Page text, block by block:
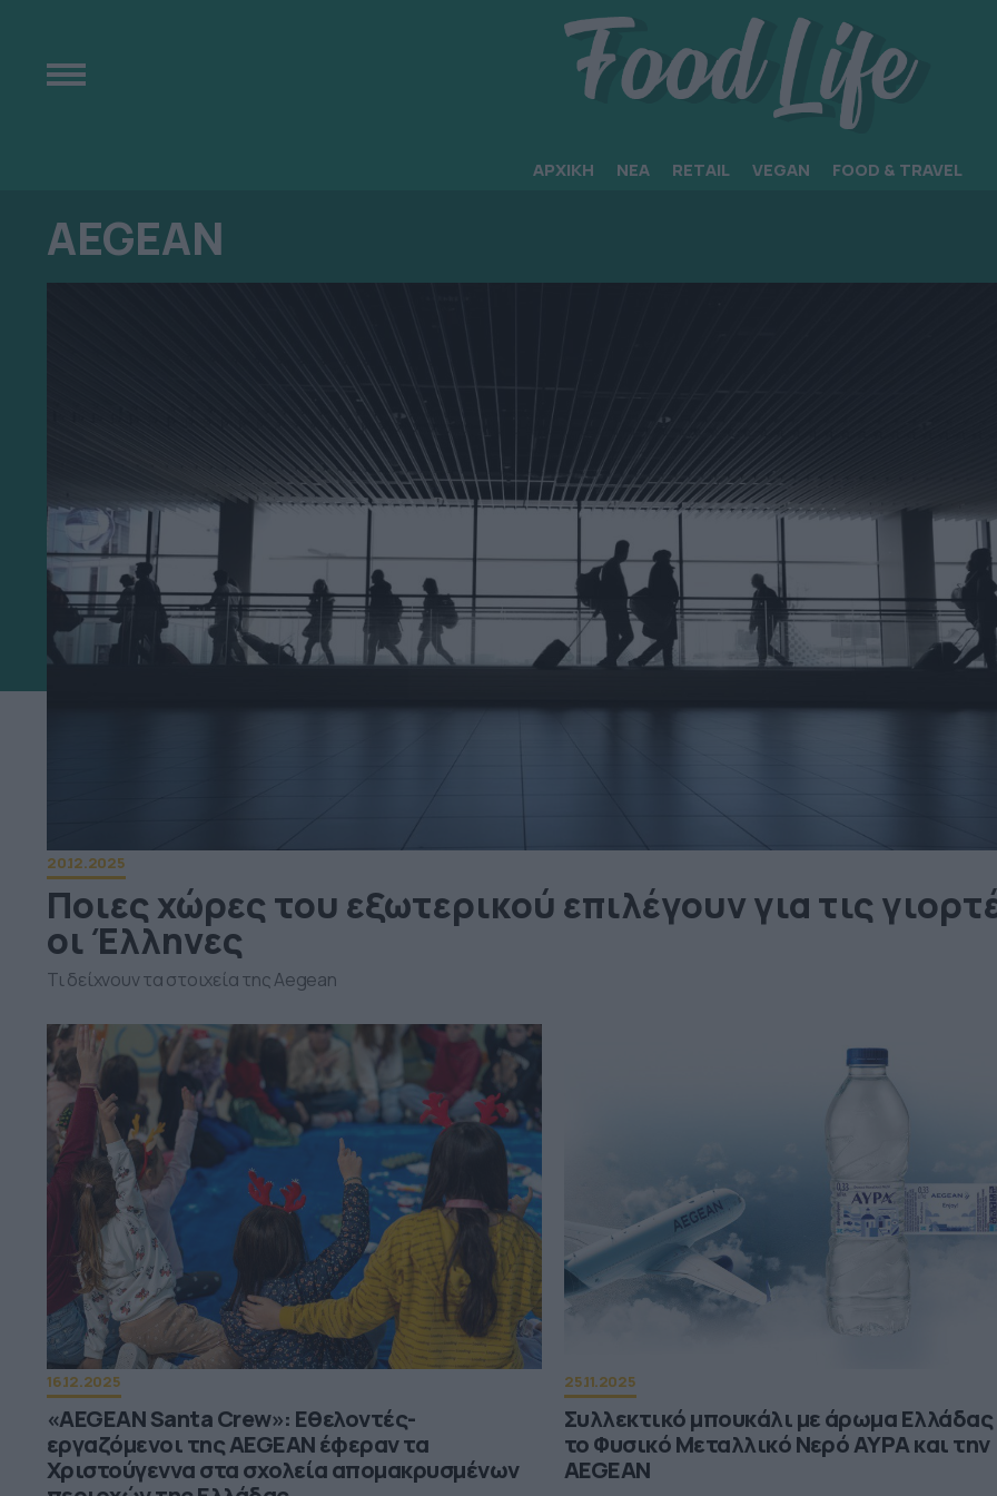
ΑΡΧΙΚΗ ΝΕΑ RETAIL VEGAN FOOD & TRAVEL
AEGEAN
20.12.2025
Ποιες χώρες του εξωτερικού επιλέγουν για τις
οι Έλληνες
Τι δείχνουν τα στοιχεία της Aegean
16.12.2025
«AEGEAN Santa Crew»: Εθελοντές-
εργαζόμενοι της AEGEAN έφεραν τα
Χριστούγεννα στα σχολεία απομακρυσμένων
25.11.2025
Συλλεκτικό μπουκάλι με άρωμα
το Φυσικό Μεταλλικό Νερό ΑΥΡΑ και την
AEGEAN